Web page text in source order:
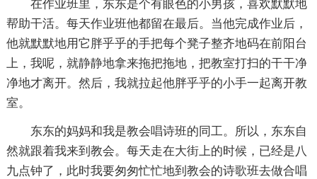
在作业班里，东东是个有眼色的小男孩，喜欢默默地
帮助干活。每天作业班他都留在最后。当他完成作业后，
他就默默地用它胖乎乎的手把每个凳子整齐地码在前阳台
上，我呢，就静静地拿来拖把拖地，把教室打扫的干干净
净地才离开。然后，我就拉起他胖乎乎的小手一起离开教
室。
东东的妈妈和我是教会唱诗班的同工。所以，东东自
然就跟着我来到教会。每天走在大街上的时候，已经是八
九点钟了，此时我要匆匆忙忙地到教会的诗歌班去做合唱